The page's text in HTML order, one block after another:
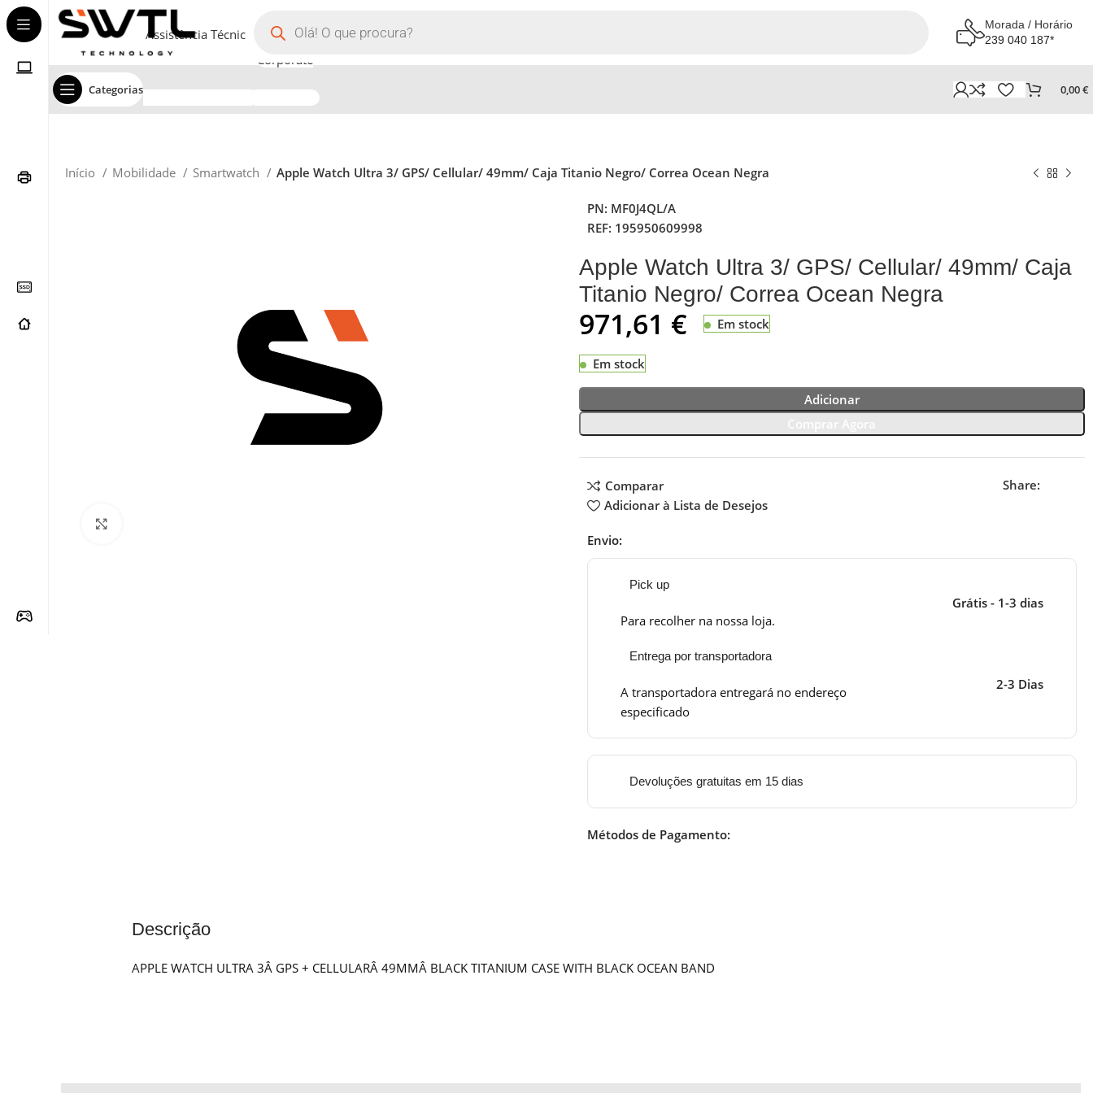
Morada / Horário
239 040 187*
Categorias
Assistência Técnica
Corporate
0,00€
Início Mobilidade Smartwatch Apple Watch Ultra 3/ GPS/ Cellular/ 49mm/ Caja Titanio Negro/ Correa Ocean Negra
PN: MF0J4QL/A
REF: 195950609998
Apple Watch Ultra 3/ GPS/ Cellular/ 49mm/ Caja
Titanio Negro/ Correa Ocean Negra
971,61 € Em stock
Em stock
Adicionar
Comparar
Adicionar à Lista de Desejos
Share:
Envio:
Pick up
Para recolher na nossa loja.
Grátis - 1-3 dias
Entrega por transportadora
A transportadora entregará no endereço
especificado
2-3 Dias
Devoluções gratuitas em 15 dias
Métodos de Pagamento:
Descrição
APPLE WATCH ULTRA 3Â GPS + CELLULARÂ 49MMÂ BLACK TITANIUM CASE WITH BLACK OCEAN BAND